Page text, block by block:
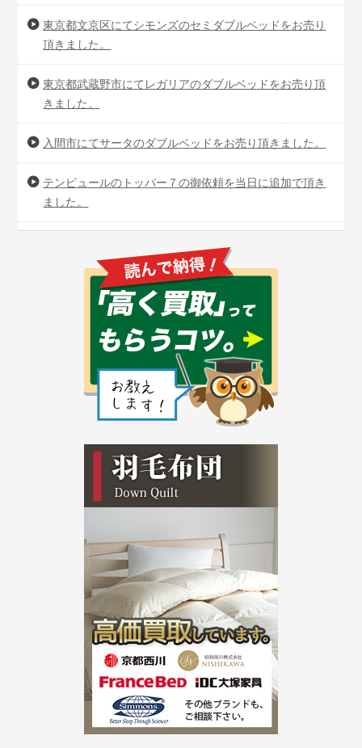
東京都文京区にてシモンズのセミダブルベッドをお売り
頂きました。
東京都武蔵野市にてレガリアのダブルベッドをお売り頂
きました。
入間市にてサータのダブルベッドをお売り頂きました。
テンピュールのトッパー７の御依頼を当日に追加で頂き
ました。